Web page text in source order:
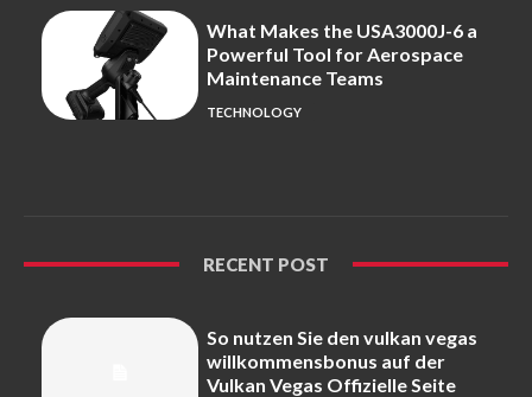
What Makes the USA3000J-6 a
Powerful Tool for Aerospace
Maintenance Teams
TECHNOLOGY
RECENT POST
So nutzen Sie den vulkan vegas
willkommensbonus auf der
Vulkan Vegas Offizielle Seite